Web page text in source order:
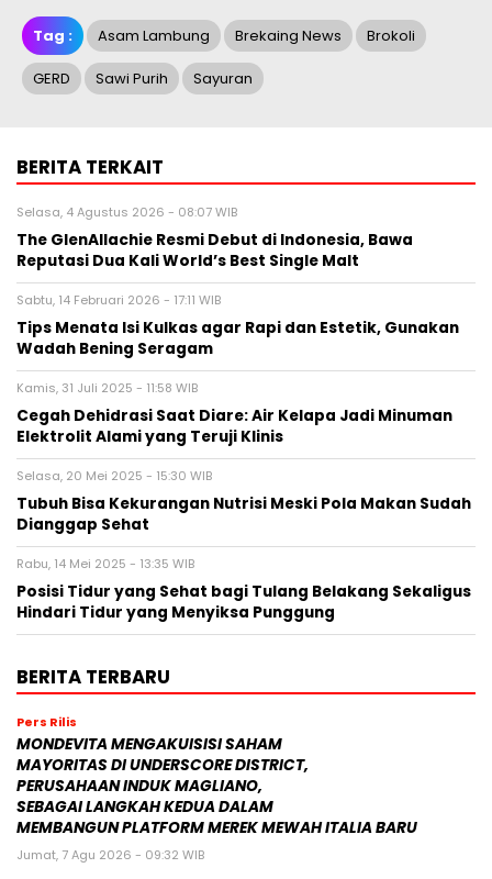
Tag : Asam Lambung Brekaing News Brokoli
GERD Sawi Purih Sayuran
BERITA TERKAIT
Selasa, 4 Agustus 2026 - 08:07 WIB
The GlenAllachie Resmi Debut di Indonesia, Bawa
Reputasi Dua Kali World’s Best Single Malt
Sabtu, 14 Februari 2026 - 17:11 WIB
Tips Menata Isi Kulkas agar Rapi dan Estetik, Gunakan
Wadah Bening Seragam
Kamis, 31 Juli 2025 - 11:58 WIB
Cegah Dehidrasi Saat Diare: Air Kelapa Jadi Minuman
Elektrolit Alami yang Teruji Klinis
Selasa, 20 Mei 2025 - 15:30 WIB
Tubuh Bisa Kekurangan Nutrisi Meski Pola Makan Sudah
Dianggap Sehat
Rabu, 14 Mei 2025 - 13:35 WIB
Posisi Tidur yang Sehat bagi Tulang Belakang Sekaligus
Hindari Tidur yang Menyiksa Punggung
BERITA TERBARU
Pers Rilis
MONDEVITA MENGAKUISISI SAHAM
MAYORITAS DI UNDERSCORE DISTRICT,
PERUSAHAAN INDUK MAGLIANO,
SEBAGAI LANGKAH KEDUA DALAM
MEMBANGUN PLATFORM MEREK MEWAH ITALIA BARU
Jumat, 7 Agu 2026 - 09:32 WIB